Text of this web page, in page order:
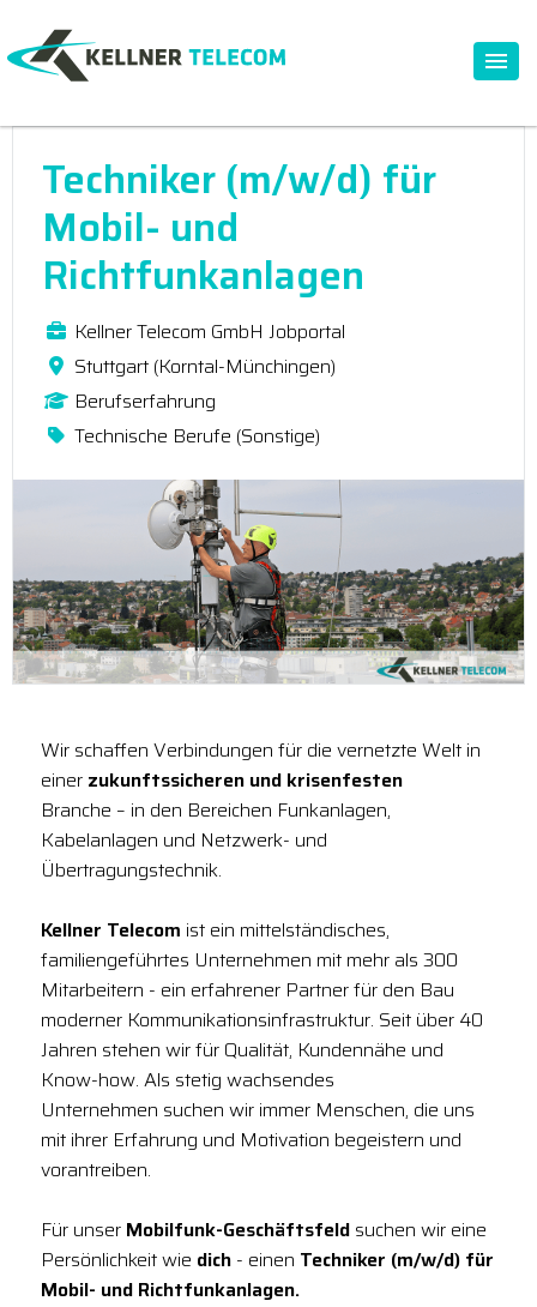
Techniker (m/w/d) für
Mobil- und
Richtfunkanlagen
Kellner Telecom GmbH Jobportal
Stuttgart (Korntal-Münchingen)
Berufserfahrung
Technische Berufe (Sonstige)
Wir schaffen Verbindungen für die vernetzte Welt in
einer zukunftssicheren und krisenfesten
Branche – in den Bereichen Funkanlagen,
Kabelanlagen und Netzwerk- und
Übertragungstechnik.
Kellner Telecom ist ein mittelständisches,
familiengeführtes Unternehmen mit mehr als 300
Mitarbeitern - ein erfahrener Partner für den Bau
moderner Kommunikationsinfrastruktur. Seit über 40
Jahren stehen wir für Qualität, Kundennähe und
Know-how. Als stetig wachsendes
Unternehmen suchen wir immer Menschen, die uns
mit ihrer Erfahrung und Motivation begeistern und
vorantreiben.
Für unser Mobilfunk-Geschäftsfeld suchen wir eine
Persönlichkeit wie dich - einen Techniker (m/w/d) für
Mobil- und Richtfunkanlagen.